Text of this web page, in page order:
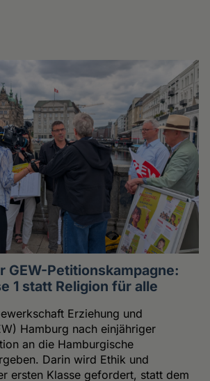
GEW-Petitionskampagne:
1 statt Religion für alle
Erziehung und
Hamburg nach einjähriger
an die Hamburgische
Darin wird Ethik und
ersten Klasse gefordert, statt dem